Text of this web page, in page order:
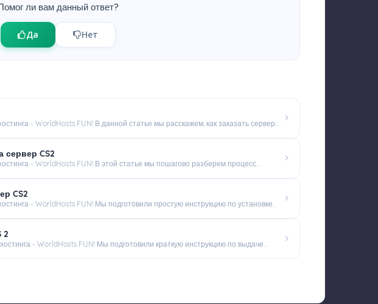
ли вам данный ответ?
Да Нет
- WorldHosts.FUN! В данной статье мы расскажем, как заказать сервер...
сервер CS2
- WorldHosts.FUN! В этой статье мы пошагово разберем процесс...
CS2
- WorldHosts.FUN! Мы подготовили простую инструкцию по установке...
2
- WorldHosts.FUN! Мы подготовили краткую инструкцию по выдаче...